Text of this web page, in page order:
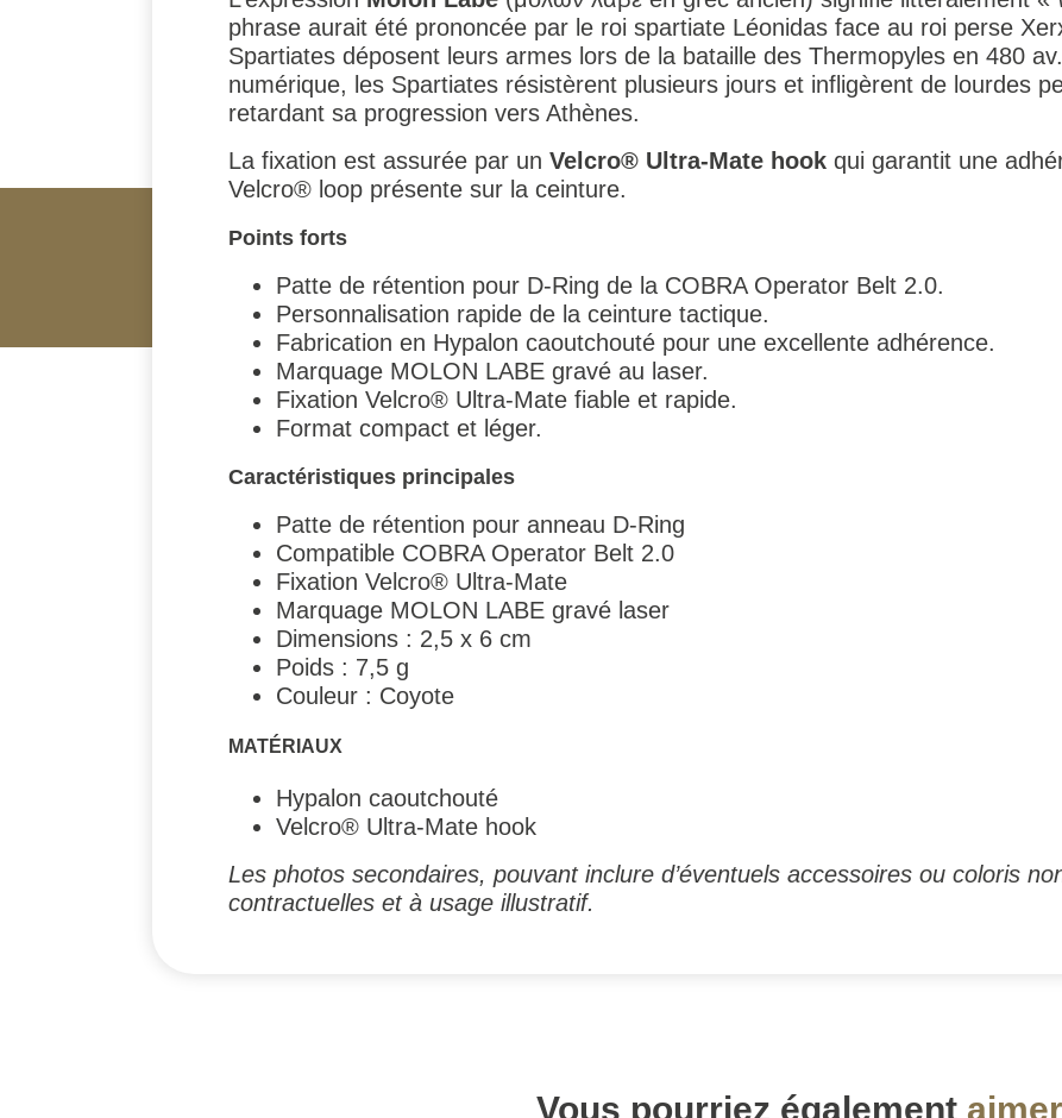
phrase aurait été prononcée par le roi spartiate Léonidas face au roi perse
Spartiates déposent leurs armes lors de la bataille des Thermopyles en 480
numérique, les Spartiates résistèrent plusieurs jours et infligèrent de lourdes
retardant sa progression vers Athènes.
La fixation est assurée par un Velcro® Ultra-Mate hook qui garantit une
Velcro® loop présente sur la ceinture.
Points forts
Patte de rétention pour D-Ring de la COBRA Operator Belt 2.0.
Personnalisation rapide de la ceinture tactique.
Fabrication en Hypalon caoutchouté pour une excellente adhérence.
Marquage MOLON LABE gravé au laser.
Fixation Velcro® Ultra-Mate fiable et rapide.
Format compact et léger.
Caractéristiques principales
Patte de rétention pour anneau D-Ring
Compatible COBRA Operator Belt 2.0
Fixation Velcro® Ultra-Mate
Marquage MOLON LABE gravé laser
Dimensions : 2,5 x 6 cm
Poids : 7,5 g
Couleur : Coyote
MATÉRIAUX
Hypalon caoutchouté
Velcro® Ultra-Mate hook
Les photos secondaires, pouvant inclure d’éventuels accessoires ou coloris
contractuelles et à usage illustratif.
Vous pourriez également aimer